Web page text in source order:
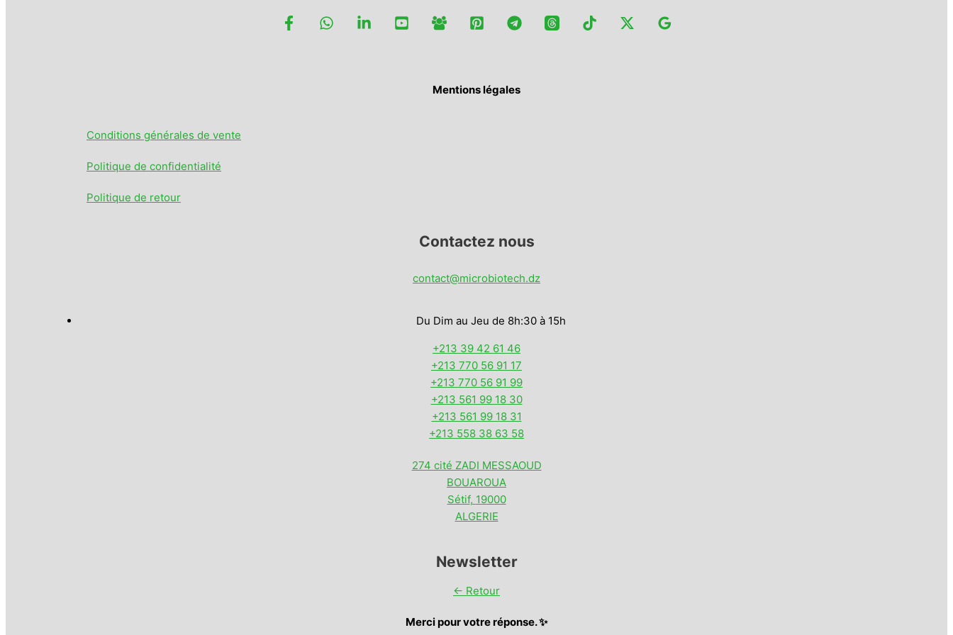
Mentions légales
Conditions générales de vente
Politique de confidentialité
Politique de retour
Contactez nous
contact@microbiotech.dz
Du Dim au Jeu de 8h:30 à 15h
+213 39 42 61 46
+213 770 56 91 17
+213 770 56 91 99
+213 561 99 18 30
+213 561 99 18 31
+213 558 38 63 58
274 cité ZADI MESSAOUD
BOUAROUA
Sétif, 19000
ALGERIE
Newsletter
← Retour
Merci pour votre réponse. ✨